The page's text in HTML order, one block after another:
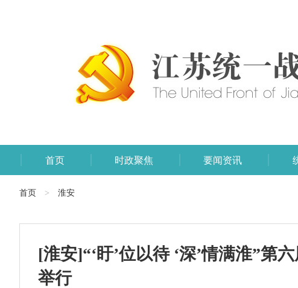
首页 时政聚焦 要闻资讯
首页 > 淮安
[淮安]“‘盱’位以待 ‘深’情满淮”
举行